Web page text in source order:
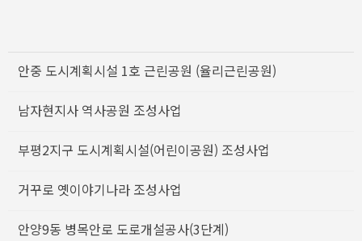
안중 도시계획시설 1호 근린공원 (율리근린공원)
남자현지사 역사공원 조성사업
부평2지구 도시계획시설(어린이공원) 조성사업
거꾸로 옛이야기나라 조성사업
안양9동 병목안로 도로개설공사(3단계)